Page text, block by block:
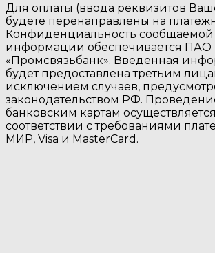
Для оплаты (ввода реквизитов
будете перенаправлены на
Конфиденциальность сообщаемой
информации обеспечивается ПАО
«Промсвязьбанк». Введенная
будет предоставлена третьим
исключением случаев,
законодательством РФ.
банковским картам
соответствии с требованиями
МИР, Visa и MasterCard.